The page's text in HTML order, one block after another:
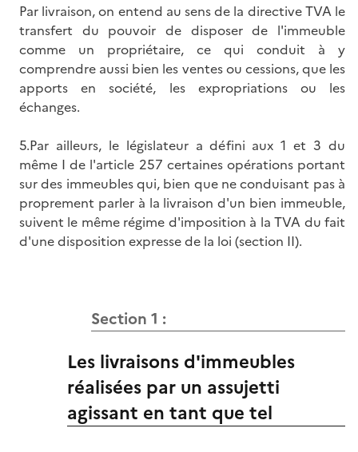
Par livraison, on entend au sens de la directive TVA le
transfert du pouvoir de disposer de l'immeuble
comme un propriétaire, ce qui conduit à y
comprendre aussi bien les ventes ou cessions, que les
apports en société, les expropriations ou les
échanges.
5.Par ailleurs, le législateur a défini aux 1 et 3 du
même I de l'article 257 certaines opérations portant
sur des immeubles qui, bien que ne conduisant pas à
proprement parler à la livraison d'un bien immeuble,
suivent le même régime d'imposition à la TVA du fait
d'une disposition expresse de la loi (section II).
Section 1 :
Les livraisons d'immeubles
réalisées par un assujetti
agissant en tant que tel